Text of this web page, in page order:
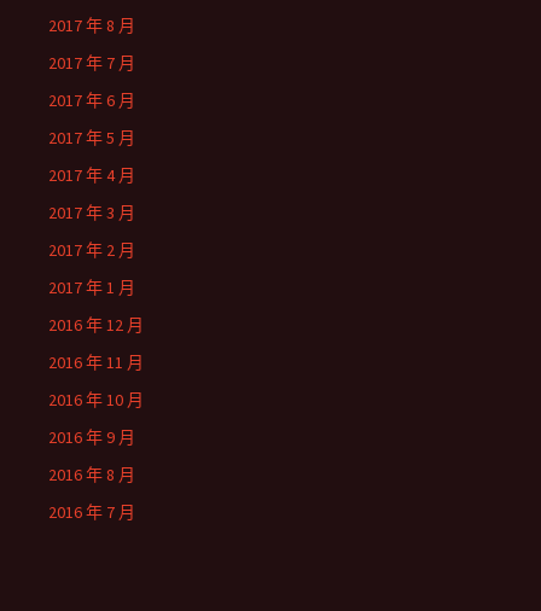
2017 年 8 月
2017 年 7 月
2017 年 6 月
2017 年 5 月
2017 年 4 月
2017 年 3 月
2017 年 2 月
2017 年 1 月
2016 年 12 月
2016 年 11 月
2016 年 10 月
2016 年 9 月
2016 年 8 月
2016 年 7 月